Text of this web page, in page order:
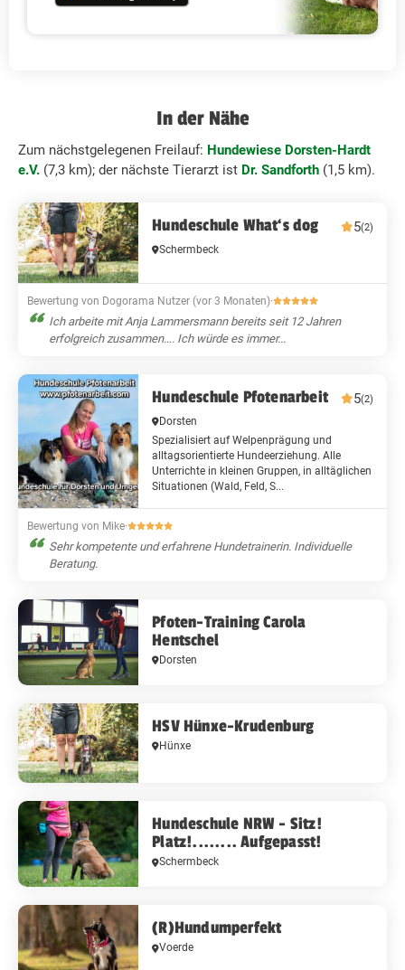
In der Nähe
Zum nächstgelegenen Freilauf: Hundewiese Dorsten-Hardt
e.V. (7,3 km); der nächste Tierarzt ist Dr. Sandforth (1,5 km).
Hundeschule What‘s dog 5(2)
Schermbeck
Bewertung von Dogorama Nutzer (vor 3 Monaten)·
Ich arbeite mit Anja Lammersmann bereits seit 12 Jahren
erfolgreich zusammen…. Ich würde es immer...
Hundeschule Pfotenarbeit 5(2)
Dorsten
Spezialisiert auf Welpenprägung und
alltagsorientierte Hundeerziehung. Alle
Unterrichte in kleinen Gruppen, in alltäglichen
Situationen (Wald, Feld, S...
Bewertung von Mike·
Sehr kompetente und erfahrene Hundetrainerin. Individuelle
Beratung.
Pfoten-Training Carola
Hentschel
Dorsten
HSV Hünxe-Krudenburg
Hünxe
Hundeschule NRW - Sitz!
Platz!........ Aufgepasst!
Schermbeck
(R)Hundumperfekt
Voerde